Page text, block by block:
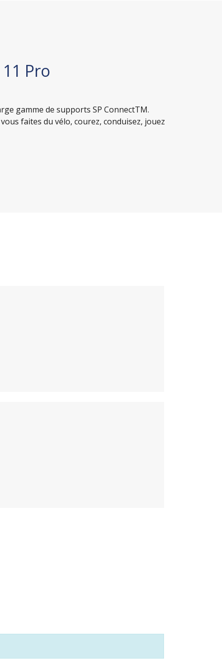
Pro
gamme de supports SP ConnectTM.
faites du vélo, courez, conduisez, jouez